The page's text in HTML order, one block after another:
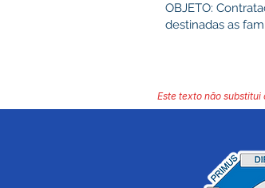
OBJETO:
destinadas as
Este texto não